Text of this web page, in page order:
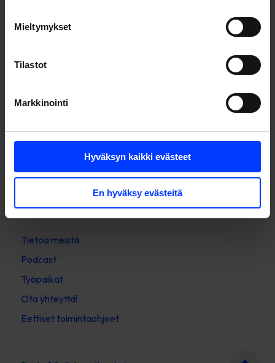
Mieltymykset
Tilastot
Markkinointi
Hyväksyn kaikki evästeet
En hyväksy evästeitä
Finland
68600 Pietarsaari
Stockholm
Sweden
English
Suomi
Svenska
Tietoa meistä
Podcast
Työpaikat
Ota yhteyttä!
Eettiset toimintaohjeet